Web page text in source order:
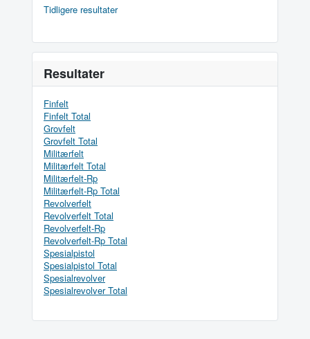
Tidligere resultater
Resultater
Finfelt
Finfelt Total
Grovfelt
Grovfelt Total
Militærfelt
Militærfelt Total
Militærfelt-Rp
Militærfelt-Rp Total
Revolverfelt
Revolverfelt Total
Revolverfelt-Rp
Revolverfelt-Rp Total
Spesialpistol
Spesialpistol Total
Spesialrevolver
Spesialrevolver Total